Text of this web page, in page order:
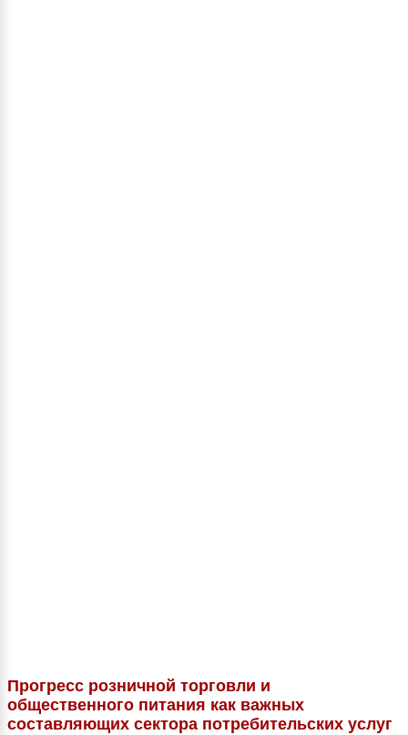
Прогресс розничной торговли и
общественного питания как важных
составляющих сектора потребительских услуг